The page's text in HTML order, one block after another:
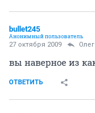
bullet245
Анонимный пользователь
27 октября 2009
вы наверное из
ОТВЕТИТЬ